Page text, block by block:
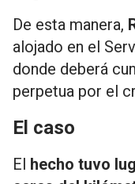
De esta manera,
alojado en el
donde deberá
perpetua por el
El caso
El hecho tuvo